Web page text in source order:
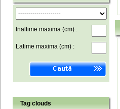
Inaltime maxima (cm) :
Latime maxima (cm) :
Tag clouds